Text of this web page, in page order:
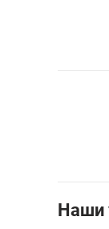
Наши